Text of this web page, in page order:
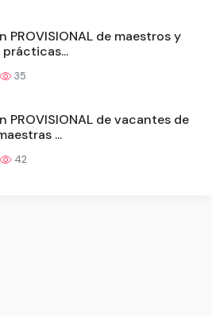
PROVISIONAL de maestros y
35
PROVISIONAL de vacantes de
...
42